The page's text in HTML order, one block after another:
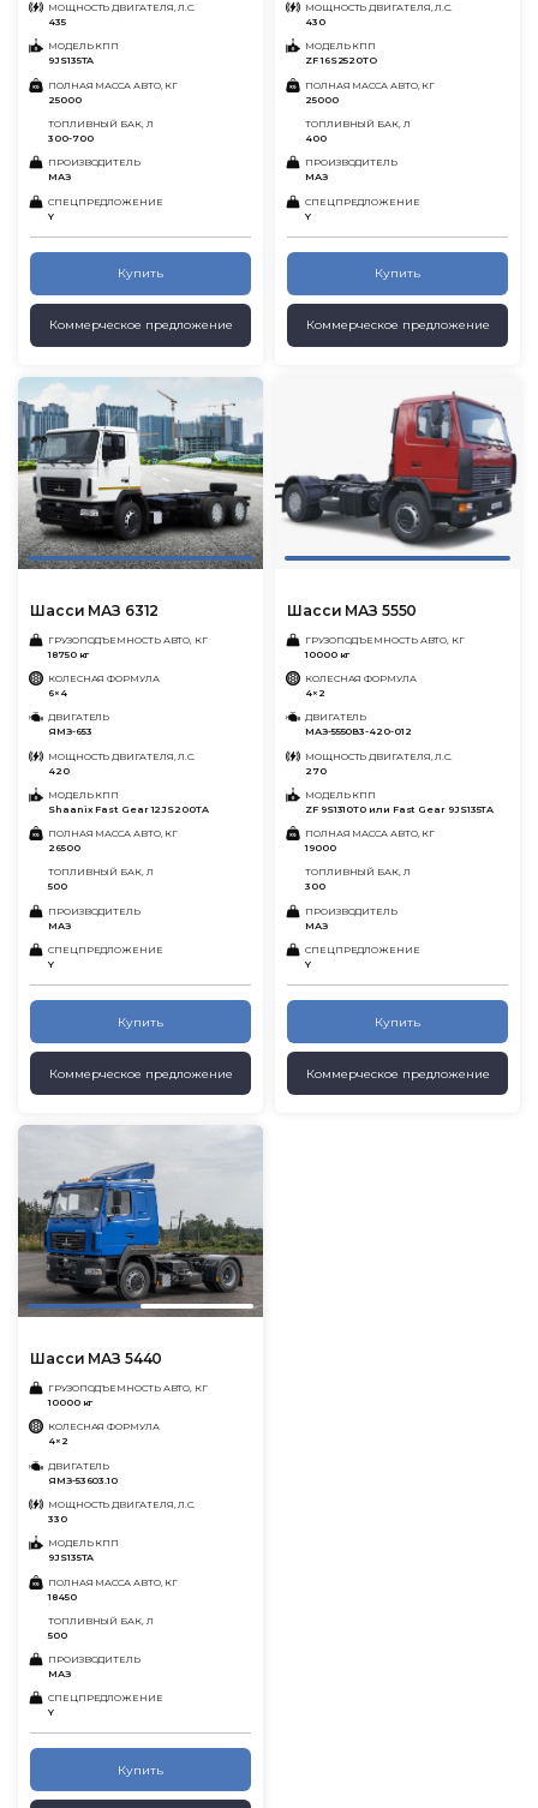
МОЩНОСТЬ ДВИГАТЕЛЯ, Л.С.
435
МОДЕЛЬ КПП
9JS135TA
ПОЛНАЯ МАССА АВТО, КГ
25000
ТОПЛИВНЫЙ БАК, Л
300-700
ПРОИЗВОДИТЕЛЬ
МАЗ
СПЕЦПРЕДЛОЖЕНИЕ
Y
Купить
Коммерческое предложение
МОЩНОСТЬ ДВИГАТЕЛЯ, Л.С.
430
МОДЕЛЬ КПП
ZF 16S2520TO
ПОЛНАЯ МАССА АВТО, КГ
25000
ТОПЛИВНЫЙ БАК, Л
400
ПРОИЗВОДИТЕЛЬ
МАЗ
СПЕЦПРЕДЛОЖЕНИЕ
Y
Купить
Коммерческое предложение
Шасси МАЗ 6312
ГРУЗОПОДЪЕМНОСТЬ АВТО, КГ
18750 кг
КОЛЕСНАЯ ФОРМУЛА
6×4
ДВИГАТЕЛЬ
ЯМЗ-653
МОЩНОСТЬ ДВИГАТЕЛЯ, Л.С.
420
МОДЕЛЬ КПП
Shaanix Fast Gear 12JS200TA
ПОЛНАЯ МАССА АВТО, КГ
26500
ТОПЛИВНЫЙ БАК, Л
500
ПРОИЗВОДИТЕЛЬ
МАЗ
СПЕЦПРЕДЛОЖЕНИЕ
Y
Купить
Коммерческое предложение
Шасси МАЗ 5550
ГРУЗОПОДЪЕМНОСТЬ АВТО, КГ
10000 кг
КОЛЕСНАЯ ФОРМУЛА
4×2
ДВИГАТЕЛЬ
МАЗ-5550В3-420-012
МОЩНОСТЬ ДВИГАТЕЛЯ, Л.С.
270
МОДЕЛЬ КПП
ZF 9S1310T0 или Fast Gear 9JS135TA
ПОЛНАЯ МАССА АВТО, КГ
19000
ТОПЛИВНЫЙ БАК, Л
300
ПРОИЗВОДИТЕЛЬ
МАЗ
СПЕЦПРЕДЛОЖЕНИЕ
Y
Купить
Коммерческое предложение
Шасси МАЗ 5440
ГРУЗОПОДЪЕМНОСТЬ АВТО, КГ
10000 кг
КОЛЕСНАЯ ФОРМУЛА
4×2
ДВИГАТЕЛЬ
ЯМЗ-53603.10
МОЩНОСТЬ ДВИГАТЕЛЯ, Л.С.
330
МОДЕЛЬ КПП
9JS135TA
ПОЛНАЯ МАССА АВТО, КГ
18450
ТОПЛИВНЫЙ БАК, Л
500
ПРОИЗВОДИТЕЛЬ
МАЗ
СПЕЦПРЕДЛОЖЕНИЕ
Y
Купить